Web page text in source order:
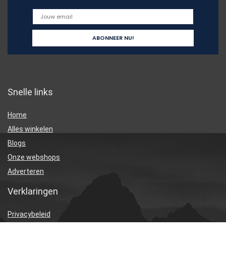
Snelle links
Home
Alles winkelen
Blogs
Onze webshops
Adverteren
Verklaringen
Privacybeleid